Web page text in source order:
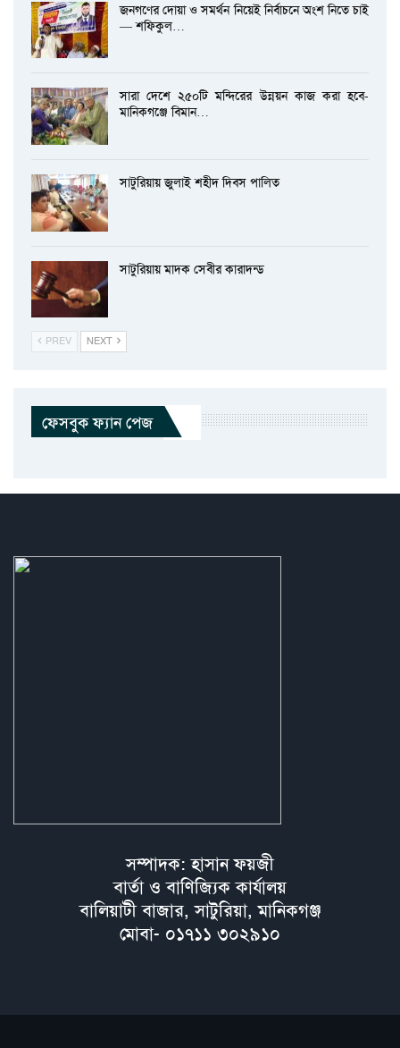
জনগণের দোয়া ও সমর্থন নিয়েই নির্বাচনে অংশ নিতে চাই
— শফিকুল…
সারা দেশে ২৫০টি মন্দিরের উন্নয়ন কাজ করা হবে-
মানিকগঞ্জে বিমান…
সাটুরিয়ায় জুলাই শহীদ দিবস পালিত
সাটুরিয়ায় মাদক সেবীর কারাদন্ড
PREV NEXT
ফেসবুক ফ্যান পেজ
সম্পাদক: হাসান ফয়জী
বার্তা ও বাণিজ্যিক কার্যালয়
বালিয়াটী বাজার, সাটুরিয়া, মানিকগঞ্জ
মোবা- ০১৭১১ ৩০২৯১০